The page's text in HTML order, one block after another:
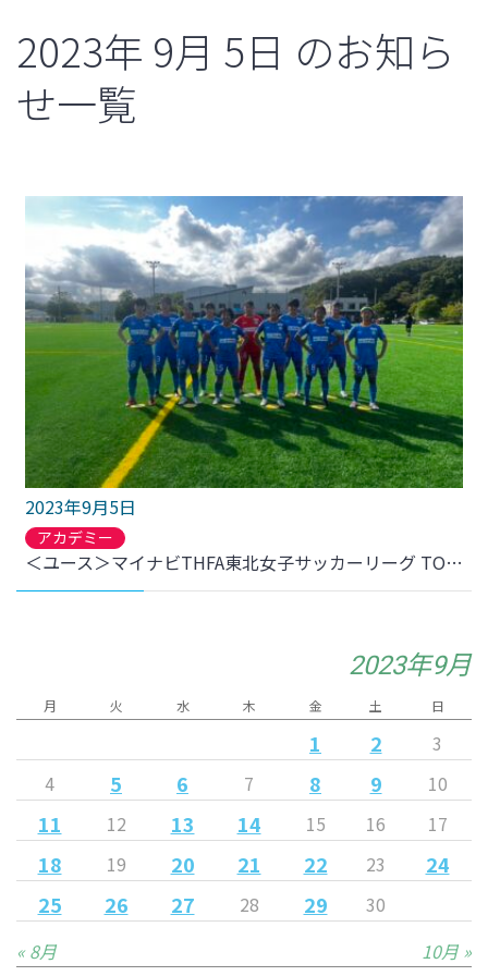
2023年 9月 5日 のお知ら
せ一覧
2023年9月5日
アカデミー
＜ユース＞マイナビTHFA東北女子サッカーリーグ TOP 第13節 尚志高校戦 結果のお知らせ
2023年9月
月 火 水 木 金 土 日
1 2
3
4
5 6 7 8 9 10
11 12 13 14 15 16 17
18 19 20 21 22 23
24
25
26 27 28 29
30
« 8月
10月 »